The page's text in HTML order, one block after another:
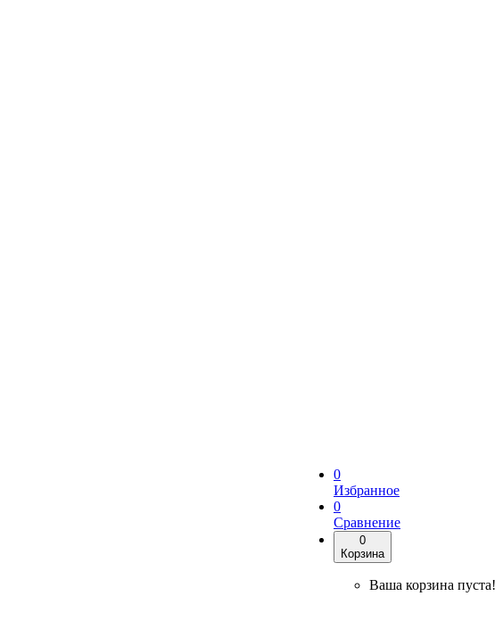
0
Избранное
0
Сравнение
0
Корзина
Ваша корзина пуста!